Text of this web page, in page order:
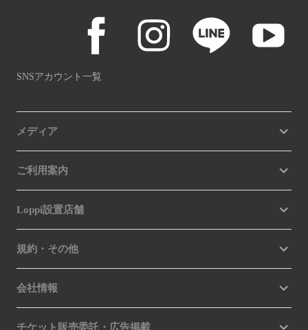
SNSアカウント一覧
メディア
ご利用案内
Loppi設置店舗
規約・その他
会社情報
チケット販売委託・広告掲載